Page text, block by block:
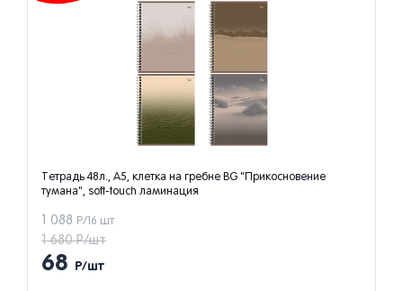
Тетрадь 48л., А5, клетка на гребне BG "Прикосновение
тумана", soft-touch ламинация
1 088 Р/16 шт
1 680 Р/шт
68 Р/шт